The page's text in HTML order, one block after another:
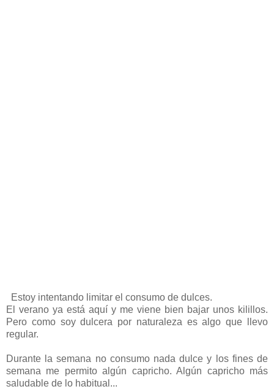
Estoy intentando limitar el consumo de dulces.
El verano ya está aquí y me viene bien bajar unos kilillos.
Pero como soy dulcera por naturaleza es algo que llevo
regular.
Durante la semana no consumo nada dulce y los fines de
semana me permito algún capricho. Algún capricho más
saludable de lo habitual...